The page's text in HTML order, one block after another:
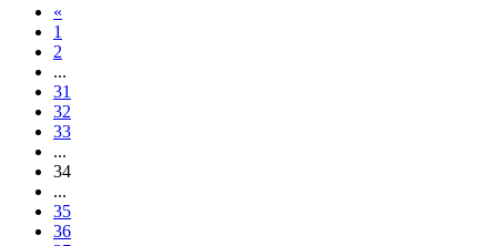
«
1
2
...
31
32
33
...
34
...
35
36